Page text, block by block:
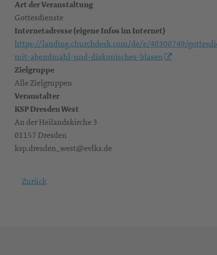
Art der Veranstaltung
Gottesdienste
Internetadresse (eigene Infos im Internet)
https://landing.churchdesk.com/de/e/40300749/
mit-abendmahl-und-diakonisches-blasen
Zielgruppe
Alle Zielgruppen
Veranstalter
KSP Dresden West
An der Heilandskirche 3
01157 Dresden
ksp.dresden_west@evlks.de
Zurück